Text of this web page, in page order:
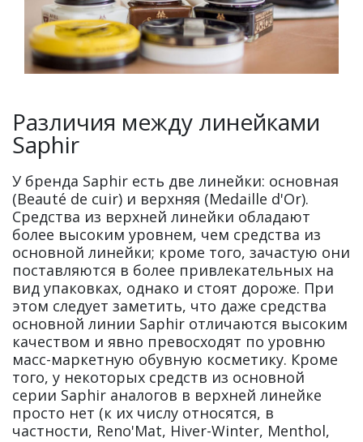
Различия между линейками
Saphir
У бренда Saphir есть две линейки: основная
(Beauté de cuir) и верхняя (Medaille d'Or).
Средства из верхней линейки обладают
более высоким уровнем, чем средства из
основной линейки; кроме того, зачастую они
поставляются в более привлекательных на
вид упаковках, однако и стоят дороже. При
этом следует заметить, что даже средства
основной линии Saphir отличаются высоким
качеством и явно превосходят по уровню
масс-маркетную обувную косметику. Кроме
того, у некоторых средств из основной
серии Saphir аналогов в верхней линейке
просто нет (к их числу относятся, в
частности, Reno'Mat, Hiver-Winter, Menthol,